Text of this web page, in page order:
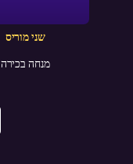
שני מוריס
מנחה בכירה